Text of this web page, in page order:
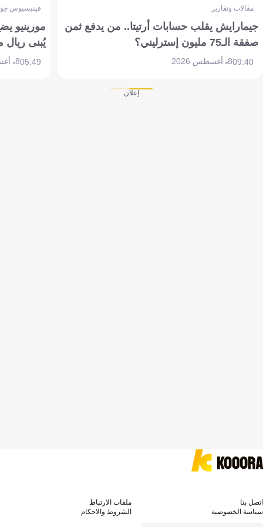
مقالات وتقارير
جيمارايش يقلب حسابات أرتيتا.. من يدفع ثمن
صفقة الـ75 مليون إسترليني؟
09:408 أغسطس 2026
فينيسيوس
مورينيو
يُبنى ريال
05:498 أغسطس 2026
إعلان
اتصل بنا
ملفات الارتباط
سياسة الخصوصية
الشروط والاحكام